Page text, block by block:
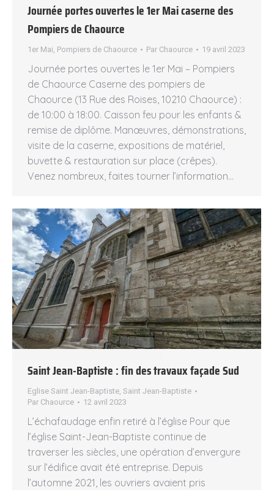
Journée portes ouvertes le 1er Mai caserne des
Pompiers de Chaource
1er Mai, Pompiers de Chaource Par Chaource 19 avril 2023
Journée portes ouvertes le 1er Mai – Pompiers
de Chaource Caserne des pompiers de
Chaource (13 Rue des Roises, 10210 Chaource) :
de 10:00 à 18:00. Caisson feu pour les enfants &
remise de diplôme. Manœuvres, démonstrations,
visite de la caserne, expositions de matériel,
buvette & restauration sur place (crêpes).
Venez nombreux, faites tourner l’information…
Saint Jean-Baptiste : fin des travaux façade Sud
Eglise Saint Jean-Baptiste, Saint Jean-Baptiste
Par Chaource 12 avril 2023
L’échafaudage enfin retiré à l’église Pour que
l’église Saint-Jean-Baptiste continue de
traverser les siècles, une opération d’envergure
sur l’édifice avait été entreprise. Depuis
l’automne 2021, les ouvriers avaient pris